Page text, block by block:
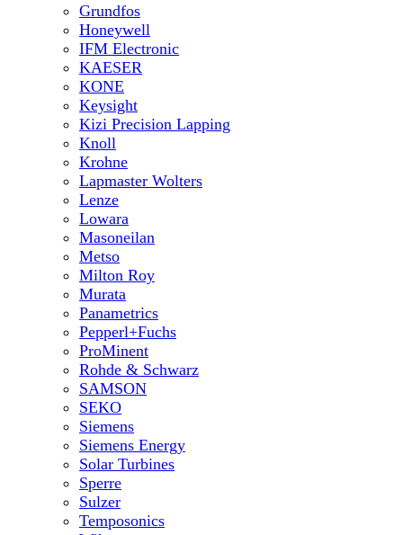
Grundfos
Honeywell
IFM Electronic
KAESER
KONE
Keysight
Kizi Precision Lapping
Knoll
Krohne
Lapmaster Wolters
Lenze
Lowara
Masoneilan
Metso
Milton Roy
Murata
Panametrics
Pepperl+Fuchs
ProMinent
Rohde & Schwarz
SAMSON
SEKO
Siemens
Siemens Energy
Solar Turbines
Sperre
Sulzer
Temposonics